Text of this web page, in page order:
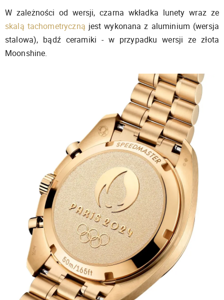
W zależności od wersji, czarna wkładka lunety wraz ze
skalą tachometryczną jest wykonana z aluminium (wersja
stalowa), bądź ceramiki - w przypadku wersji ze złota
Moonshine.